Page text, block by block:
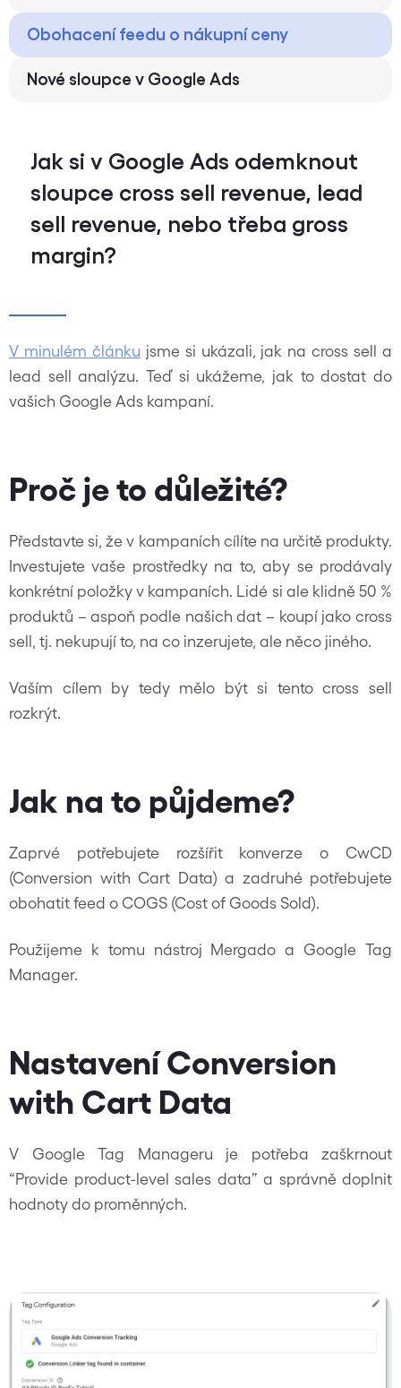
Obohacení feedu o nákupní ceny
Nové sloupce v Google Ads
Jak si v Google Ads odemknout
sloupce cross sell revenue, lead
sell revenue, nebo třeba gross
margin?
V minulém článku jsme si ukázali, jak na cross sell a
lead sell analýzu. Teď si ukážeme, jak to dostat do
vašich Google Ads kampaní.
Proč je to důležité?
Představte si, že v kampaních cílíte na určitě produkty.
Investujete vaše prostředky na to, aby se prodávaly
konkrétní položky v kampaních. Lidé si ale klidně 50 %
produktů – aspoň podle našich dat – koupí jako cross
sell, tj. nekupují to, na co inzerujete, ale něco jiného.
Vaším cílem by tedy mělo být si tento cross sell
rozkrýt.
Jak na to půjdeme?
Zaprvé potřebujete rozšířit konverze o CwCD
(Conversion with Cart Data) a zadruhé potřebujete
obohatit feed o COGS (Cost of Goods Sold).
Použijeme k tomu nástroj Mergado a Google Tag
Manager.
Nastavení Conversion
with Cart Data
V Google Tag Manageru je potřeba zaškrnout
“Provide product-level sales data” a správně doplnit
hodnoty do proměnných.